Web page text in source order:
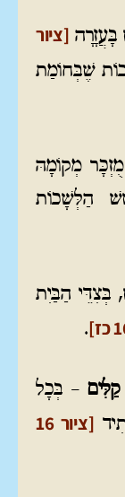
[ציור
שֶׁבְּחוֹמַת
מְקוֹמָהּ
הַלְּשָׁכוֹת
בְּצִדֵּי הַבַּיִת
.
– בְּכָל
[ציור 16